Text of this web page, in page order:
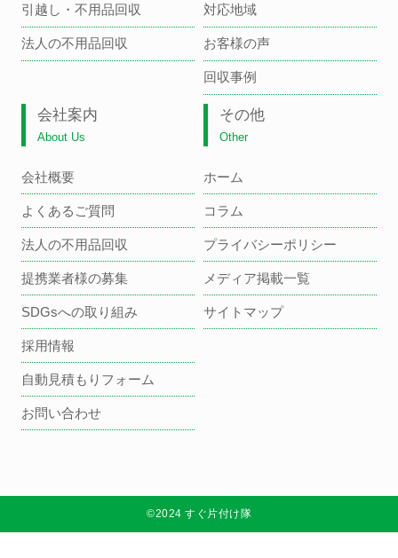
引越し・不用品回収
法人の不用品回収
対応地域
お客様の声
回収事例
会社案内
About Us
会社概要
よくあるご質問
法人の不用品回収
提携業者様の募集
SDGsへの取り組み
採用情報
自動見積もりフォーム
お問い合わせ
その他
Other
ホーム
コラム
プライバシーポリシー
メディア掲載一覧
サイトマップ
©2024 すぐ片付け隊